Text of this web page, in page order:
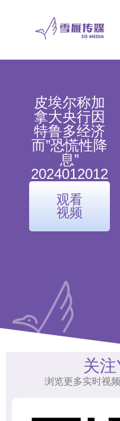
皮埃尔称加
拿大央行因
特鲁多经济
而”恐慌性降
息”
2024012012
观看
视频
关
浏览更多实时视